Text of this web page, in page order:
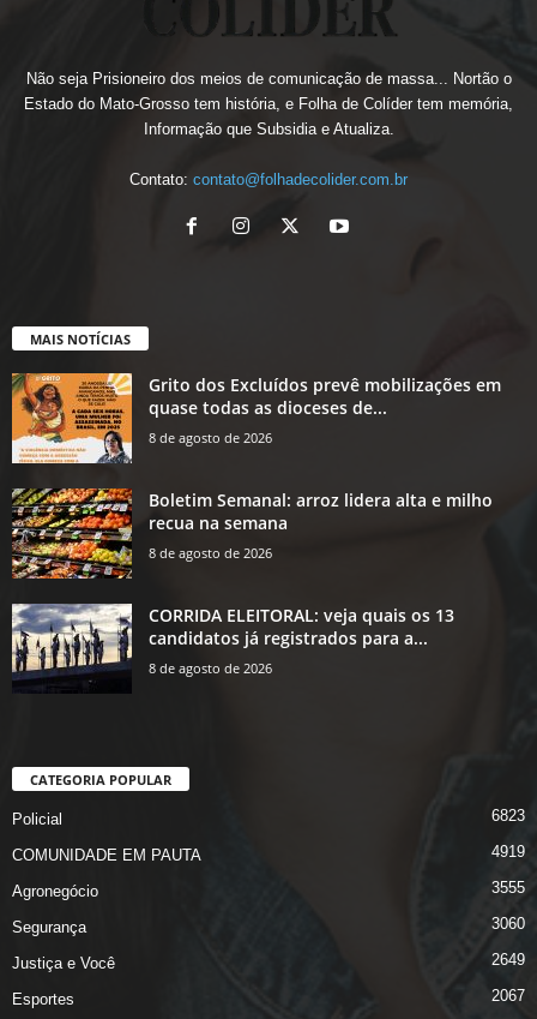
Não seja Prisioneiro dos meios de comunicação de massa... Nortão o
Estado do Mato-Grosso tem história, e Folha de Colíder tem memória,
Informação que Subsidia e Atualiza.
Contato: contato@folhadecolider.com.br
MAIS NOTÍCIAS
Grito dos Excluídos prevê mobilizações em
quase todas as dioceses de...
8 de agosto de 2026
Boletim Semanal: arroz lidera alta e milho
recua na semana
8 de agosto de 2026
CORRIDA ELEITORAL: veja quais os 13
candidatos já registrados para a...
8 de agosto de 2026
CATEGORIA POPULAR
Policial 6823
COMUNIDADE EM PAUTA 4919
Agronegócio 3555
Segurança 3060
Justiça e Você 2649
Esportes 2067